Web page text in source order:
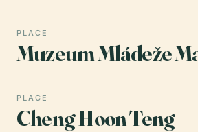
PLACE
Muzeum Mládeže
PLACE
Cheng Hoon Teng